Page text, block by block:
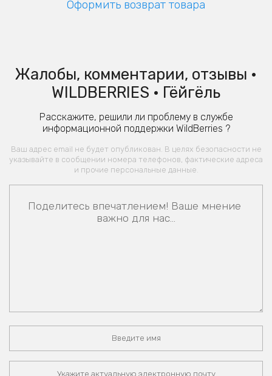
Оформить возврат товара
Жалобы, комментарии, отзывы •
WILDBERRIES • Гёйгёль
Расскажите, решили ли проблему в службе
информационной поддержки WildBerries ?
Ваш адрес email не будет опубликован. В целях безопасности не
указывайте в сообщении номера телефонов, фактические адреса
и прочие персональные данные.